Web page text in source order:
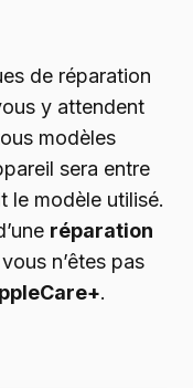
de réparation
y attendent
modèles
sera entre
le modèle utilisé.
réparation
n’êtes pas
.